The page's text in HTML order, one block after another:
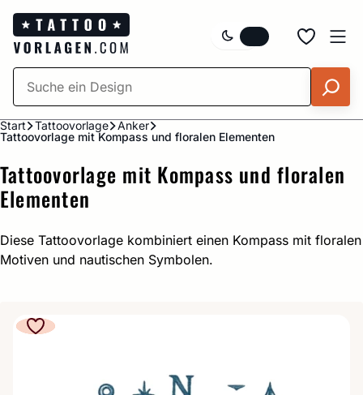
Zum
Inhalt
springen
Start Tattoovorlage
Anker
Tattoovorlage mit Kompass und floralen Elementen
Tattoovorlage mit Kompass und floralen
Elementen
Diese Tattoovorlage kombiniert einen Kompass mit floralen
Motiven und nautischen Symbolen.